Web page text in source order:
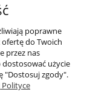
poprawne
do Twoich
przez nas
użycie
"Dostosuj zgody".
Polityce